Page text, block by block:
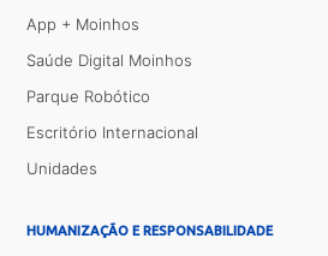
App + Moinhos
Saúde Digital Moinhos
Parque Robótico
Escritório Internacional
Unidades
HUMANIZAÇÃO E RESPONSABILIDADE